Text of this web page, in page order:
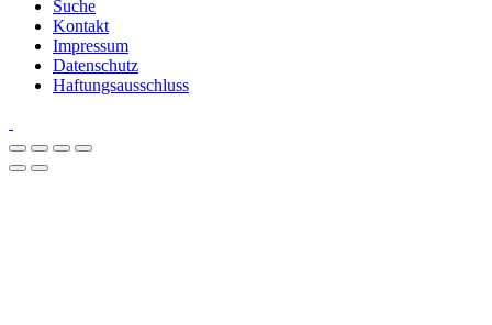
Suche
Kontakt
Impressum
Datenschutz
Haftungsausschluss